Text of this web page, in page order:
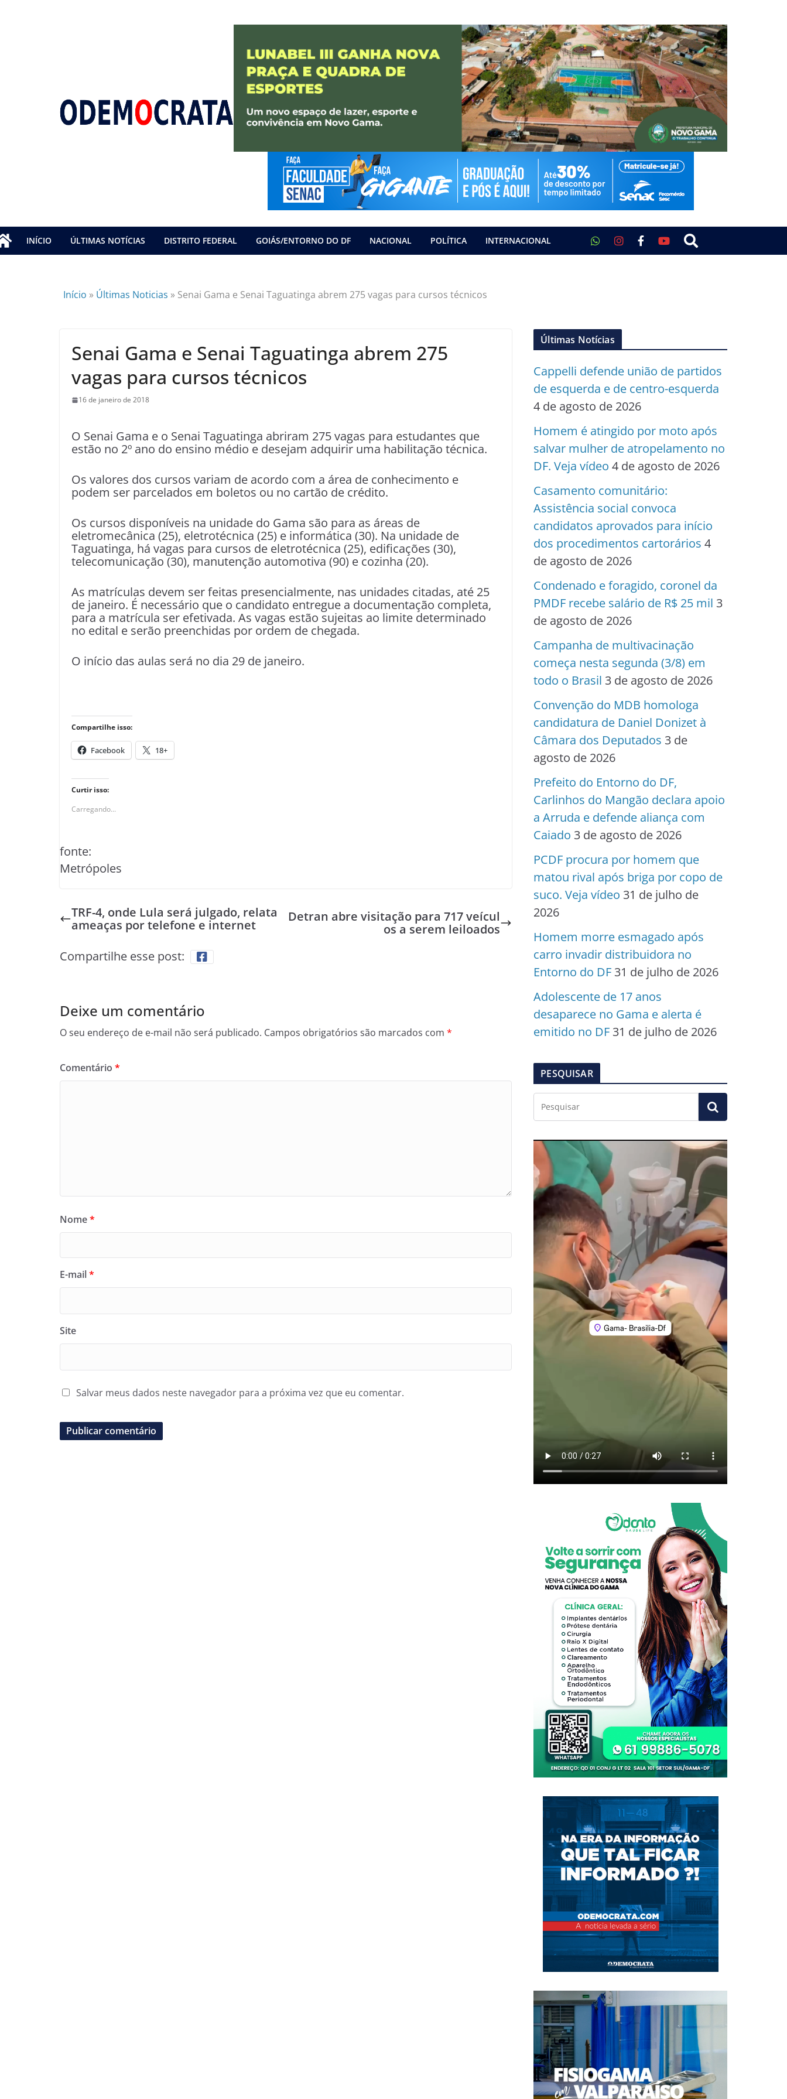
INÍCIO ÚLTIMAS NOTÍCIAS DISTRITO FEDERAL GOIÁS/ENTORNO DO DF NACIONAL POLÍTICA INTERNACIONAL
Início » Últimas Noticias » Senai Gama e Senai Taguatinga abrem 275 vagas para cursos técnicos
Senai Gama e Senai Taguatinga abrem 275
vagas para cursos técnicos
16 de janeiro de 2018
O Senai Gama e o Senai Taguatinga abriram 275 vagas para estudantes que
estão no 2º ano do ensino médio e desejam adquirir uma habilitação técnica.
Os valores dos cursos variam de acordo com a área de conhecimento e
podem ser parcelados em boletos ou no cartão de crédito.
Os cursos disponíveis na unidade do Gama são para as áreas de
eletromecânica (25), eletrotécnica (25) e informática (30). Na unidade de
Taguatinga, há vagas para cursos de eletrotécnica (25), edificações (30),
telecomunicação (30), manutenção automotiva (90) e cozinha (20).
As matrículas devem ser feitas presencialmente, nas unidades citadas, até 25
de janeiro. É necessário que o candidato entregue a documentação completa,
para a matrícula ser efetivada. As vagas estão sujeitas ao limite determinado
no edital e serão preenchidas por ordem de chegada.
O início das aulas será no dia 29 de janeiro.
Compartilhe isso:
Facebook 18+
Curtir isso:
Carregando...
fonte:
Metrópoles
TRF-4, onde Lula será julgado, relata
ameaças por telefone e internet
Detran abre visitação para 717 veícul
os a serem leiloados
Compartilhe esse post:
Deixe um comentário
O seu endereço de e-mail não será publicado. Campos obrigatórios são marcados com *
Comentário *
Nome*
E-mail*
Site
Salvar meus dados neste navegador para a próxima vez que eu comentar.
Últimas Notícias
Cappelli defende união de partidos
de esquerda e de centro-esquerda
4 de agosto de 2026
Homem é atingido por moto após
salvar mulher de atropelamento no
DF. Veja vídeo 4 de agosto de 2026
Casamento comunitário:
Assistência social convoca
candidatos aprovados para início
dos procedimentos cartorários 4
de agosto de 2026
Condenado e foragido, coronel da
PMDF recebe salário de R$ 25 mil 3
de agosto de 2026
Campanha de multivacinação
começa nesta segunda (3/8) em
todo o Brasil 3 de agosto de 2026
Convenção do MDB homologa
candidatura de Daniel Donizet à
Câmara dos Deputados 3 de
agosto de 2026
Prefeito do Entorno do DF,
Carlinhos do Mangão declara apoio
a Arruda e defende aliança com
Caiado 3 de agosto de 2026
PCDF procura por homem que
matou rival após briga por copo de
suco. Veja vídeo 31 de julho de
2026
Homem morre esmagado após
carro invadir distribuidora no
Entorno do DF 31 de julho de 2026
Adolescente de 17 anos
desaparece no Gama e alerta é
emitido no DF 31 de julho de 2026
PESQUISAR